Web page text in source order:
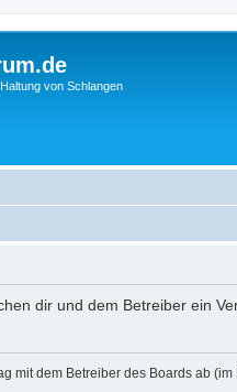
von Schlangen
dir und dem Betreiber ein
mit dem Betreiber des Boards ab